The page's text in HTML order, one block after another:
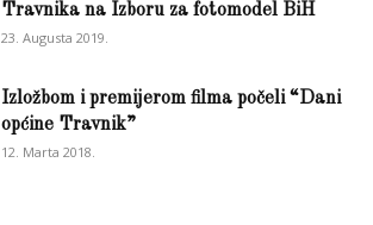
Travnika na Izboru za fotomodel BiH
23. Augusta 2019.
Izložbom i premijerom filma počeli “Dani
općine Travnik”
12. Marta 2018.